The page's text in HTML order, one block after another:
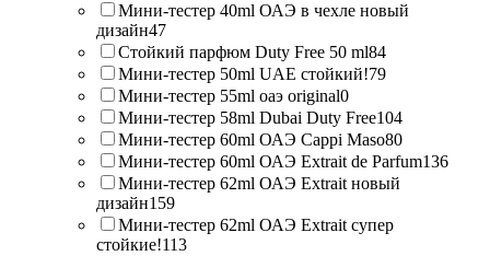
Мини-тестер 40ml ОАЭ в чехле новый
дизайн47
Стойкий парфюм Duty Free 50 ml84
Мини-тестер 50ml UAE стойкий!79
Мини-тестер 55ml оаэ original0
Мини-тестер 58ml Dubai Duty Free104
Мини-тестер 60ml ОАЭ Cappi Maso80
Мини-тестер 60ml ОАЭ Extrait de Parfum136
Мини-тестер 62ml ОАЭ Extrait новый
дизайн159
Мини-тестер 62ml ОАЭ Extrait супер
стойкие!113